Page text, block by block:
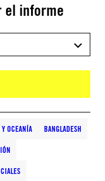
el informe
OCEANÍA BANGLADESH